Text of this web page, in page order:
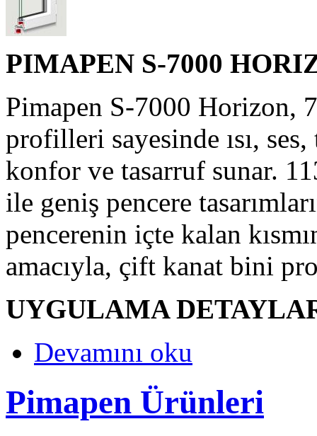
PIMAPEN S-7000
Pimapen S-7000 Horizon,
profilleri sayesinde ısı,
konfor ve tasarruf sunar.
ile geniş pencere
pencerenin içte kalan
amacıyla, çift kanat bini
UYGULAMA
Devamını oku
Pimapen Ürünleri